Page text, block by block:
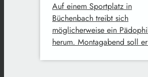
Auf einem Sportplatz in
Büchenbach treibt sich
möglicherweise ein
herum. Montagabend soll